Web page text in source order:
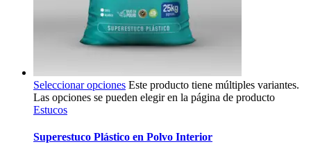
Seleccionar opciones Este producto tiene múltiples variantes.
Las opciones se pueden elegir en la página de producto
Estucos
Superestuco Plástico en Polvo Interior